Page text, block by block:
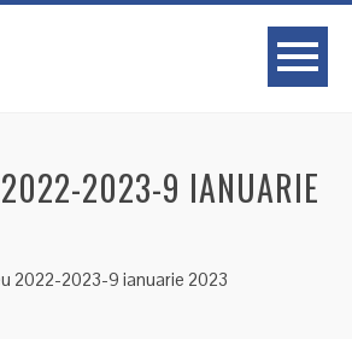
2023-9 IANUARIE
2022-2023-9 ianuarie 2023